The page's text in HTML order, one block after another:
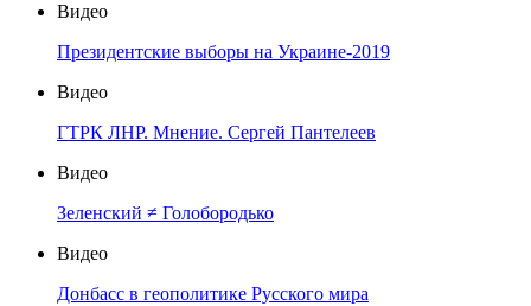
Видео
Президентские выборы на Украине-2019
Видео
ГТРК ЛНР. Мнение. Сергей Пантелеев
Видео
Зеленский ≠ Голобородько
Видео
Донбасс в геополитике Русского мира